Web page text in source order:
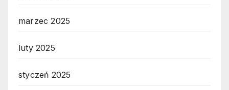
marzec 2025
luty 2025
styczeń 2025